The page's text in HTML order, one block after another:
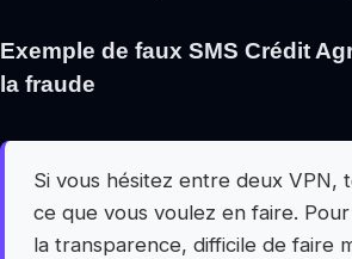
Exemple de faux SMS Crédit
la fraude
Si vous hésitez entre deux VPN,
ce que vous voulez en faire.
la transparence, difficile de faire